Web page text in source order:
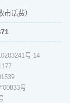
市话费）
号-14
00833号